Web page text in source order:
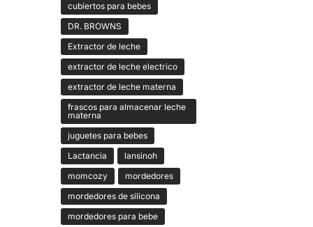
cubiertos para bebes
DR. BROWNS
Extractor de leche
extractor de leche electrico
extractor de leche materna
frascos para almacenar leche
materna
juguetes para bebes
Lactancia
lansinoh
momcozy
mordedores
mordedores de silicona
mordedores para bebe